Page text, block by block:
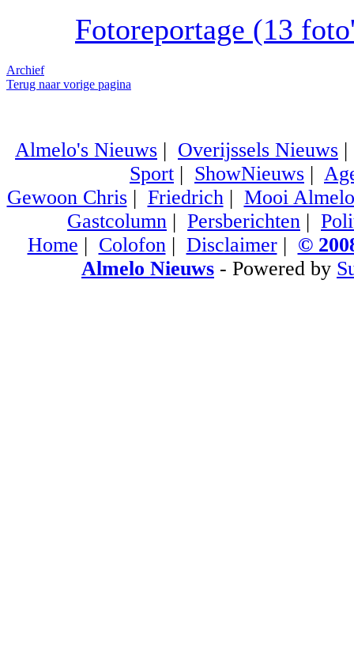
Fotoreportage (13
Archief
Terug naar vorige pagina
Almelo's Nieuws | Overijssels Nieuws
Sport | ShowNieuws |
Gewoon Chris| Friedrich| Mooi Almelo
Gastcolumn | Persberichten |
Home | Colofon| Disclaimer| ©
Almelo Nieuws - Powered by